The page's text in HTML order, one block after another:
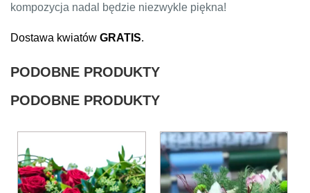
kompozycja nadal będzie niezwykle piękna!
Dostawa kwiatów GRATIS.
PODOBNE PRODUKTY
PODOBNE PRODUKTY